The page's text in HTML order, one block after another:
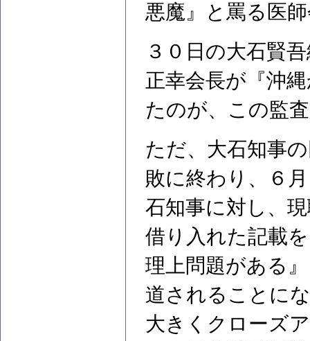
悪魔』と罵る医
３０日の大石賢
正幸会長が『沖
たのが、この監
ただ、大石知事
敗に終わり、６
石知事に対し、
借り入れた記載
理上問題がある
道されることに
大きくクローズ